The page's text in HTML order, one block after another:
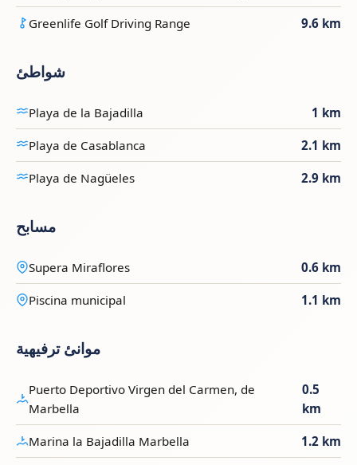
Greenlife Golf Driving Range 9.6 km
شواطئ
Playa de la Bajadilla 1 km
Playa de Casablanca 2.1 km
Playa de Nagüeles 2.9 km
مسابح
Supera Miraflores 0.6 km
Piscina municipal 1.1 km
موانئ ترفيهية
Puerto Deportivo Virgen del Carmen, de
Marbella
0.5
km
Marina la Bajadilla Marbella 1.2 km